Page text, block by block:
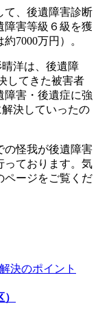
て、後遺障害診断
障害等級６級を獲
7000万円）。
洋は、後遺障
してきた被害者
障害・後遺症に強
決していったの
の怪我が後遺障害
っております。気
ページをご覧くだ
決のポイント